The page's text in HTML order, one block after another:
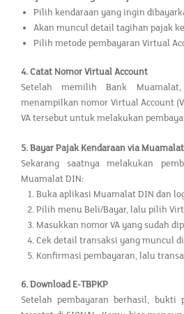
Pilih kendaraan yang ingin
Akan muncul detail tagihan pajak
Pilih metode pembayaran Virtual
4. Catat Nomor Virtual Account
Setelah memilih Bank
menampilkan nomor Virtual Account
VA tersebut untuk melakukan
5. Bayar Pajak Kendaraan via
Sekarang saatnya melakukan
Muamalat DIN:
Buka aplikasi Muamalat DIN dan
Pilih menu Beli/Bayar, lalu pilih
Masukkan nomor VA yang sudah
Cek detail transaksi yang muncul
Konfirmasi pembayaran, lalu
6. Download E-TBPKP
Setelah pembayaran berhasil, bukti